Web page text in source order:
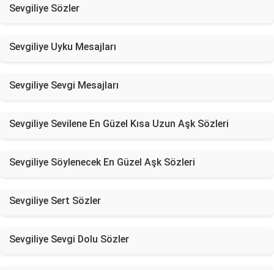
Sevgiliye Sözler
Sevgiliye Uyku Mesajları
Sevgiliye Sevgi Mesajları
Sevgiliye Sevilene En Güzel Kısa Uzun Aşk Sözleri
Sevgiliye Söylenecek En Güzel Aşk Sözleri
Sevgiliye Sert Sözler
Sevgiliye Sevgi Dolu Sözler